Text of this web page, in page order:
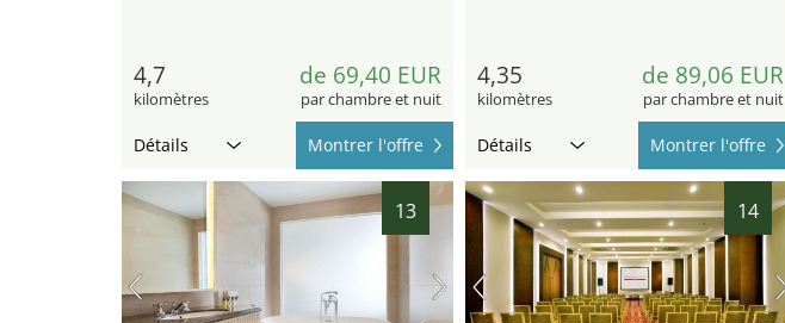
4,7
kilomètres
de 69,40 EUR
par chambre et nuit
Détails Montrer l'offre
4,35
kilomètres
de 89,06 EUR
par chambre et nuit
Détails Montrer l'offre
13 14